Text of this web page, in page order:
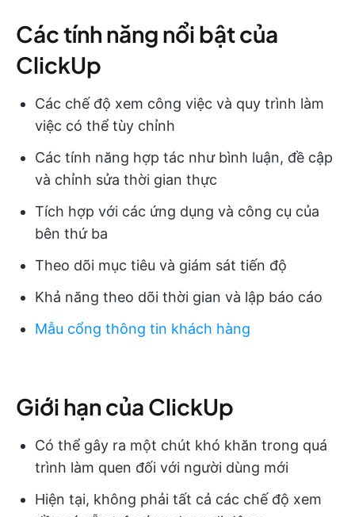
Các tính năng nổi bật của
ClickUp
Các chế độ xem công việc và quy trình làm
việc có thể tùy chỉnh
Các tính năng hợp tác như bình luận, đề cập
và chỉnh sửa thời gian thực
Tích hợp với các ứng dụng và công cụ của
bên thứ ba
Theo dõi mục tiêu và giám sát tiến độ
Khả năng theo dõi thời gian và lập báo cáo
Mẫu cổng thông tin khách hàng
Giới hạn của ClickUp
Có thể gây ra một chút khó khăn trong quá
trình làm quen đối với người dùng mới
Hiện tại, không phải tất cả các chế độ xem